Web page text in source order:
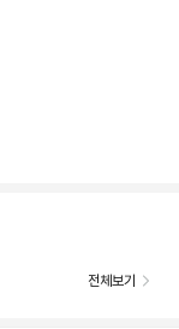
전체보기